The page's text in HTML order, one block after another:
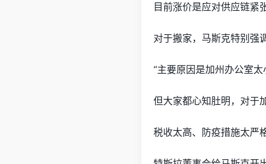
目前涨价是应对供应链紧
对于搬家，马斯克特别强
“主要原因是加州办公室太
但大家都心知肚明，对于
税收太高、防疫措施太严格